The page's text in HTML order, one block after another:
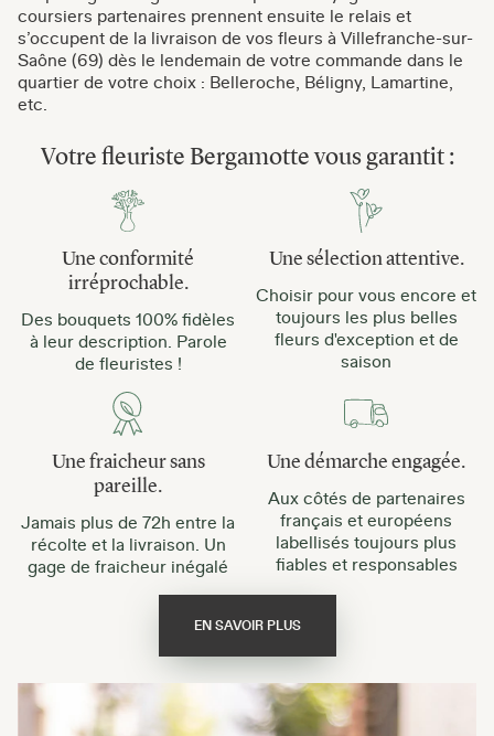
coursiers partenaires prennent ensuite le relais et
s’occupent de la livraison de vos fleurs à Villefranche-sur-
Saône (69) dès le lendemain de votre commande dans le
quartier de votre choix : Belleroche, Béligny, Lamartine,
etc.
Votre fleuriste Bergamotte vous garantit :
Une conformité
irréprochable.
Des bouquets 100% fidèles
à leur description. Parole
de fleuristes !
Une sélection attentive.
Choisir pour vous encore et
toujours les plus belles
fleurs d'exception et de
saison
Une fraicheur sans
pareille.
Jamais plus de 72h entre la
récolte et la livraison. Un
gage de fraicheur inégalé
Une démarche engagée.
Aux côtés de partenaires
français et européens
labellisés toujours plus
fiables et responsables
EN SAVOIR PLUS